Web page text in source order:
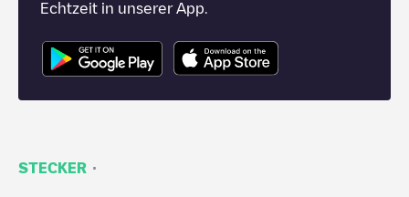
Echtzeit in unserer App.
STECKER ·